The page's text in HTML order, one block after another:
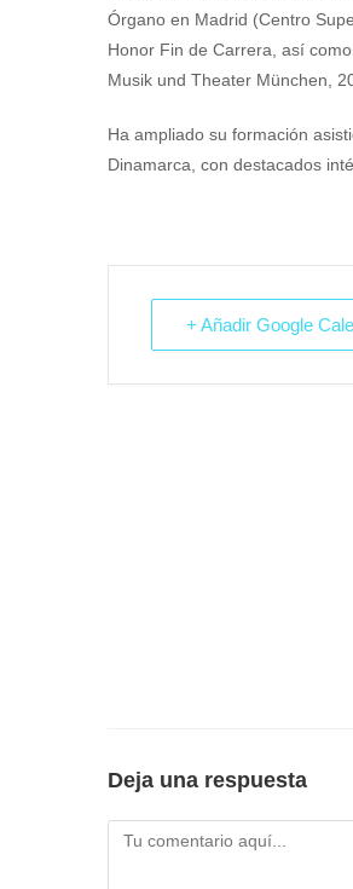
Órgano en Madrid (Centro
Honor Fin de Carrera, así
Musik und Theater München,
Ha ampliado su formación
Dinamarca, con destacados
+ Añadir Google
Deja una respuesta